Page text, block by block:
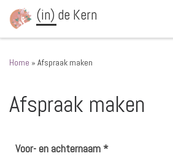
Ga naar inhoud
(in) de Kern
Home » Afspraak maken
Afspraak maken
Voor- en achternaam *